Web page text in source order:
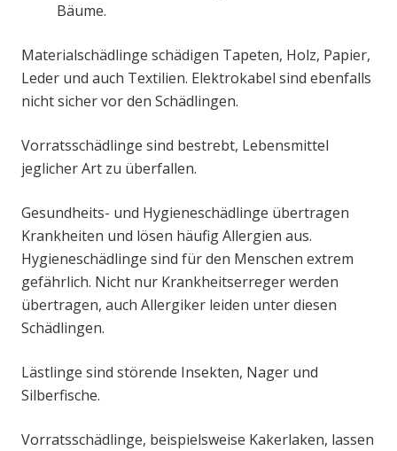
Bäume.
Materialschädlinge schädigen Tapeten, Holz, Papier,
Leder und auch Textilien. Elektrokabel sind ebenfalls
nicht sicher vor den Schädlingen.
Vorratsschädlinge sind bestrebt, Lebensmittel
jeglicher Art zu überfallen.
Gesundheits- und Hygieneschädlinge übertragen
Krankheiten und lösen häufig Allergien aus.
Hygieneschädlinge sind für den Menschen extrem
gefährlich. Nicht nur Krankheitserreger werden
übertragen, auch Allergiker leiden unter diesen
Schädlingen.
Lästlinge sind störende Insekten, Nager und
Silberfische.
Vorratsschädlinge, beispielsweise Kakerlaken, lassen